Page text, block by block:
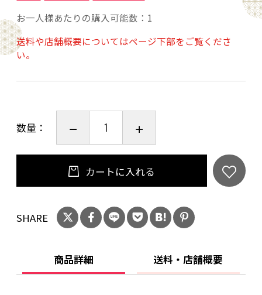
普段使いできるデザインTシャツとして気軽に着
用できる一枚です。
商品サイズにご注意ください。
お一人様あたりの購入可能数：1
送料や店舗概要についてはページ下部をご覧くださ
い。
数量：
カートに入れる
SHARE
商品詳細 送料・店舗概要